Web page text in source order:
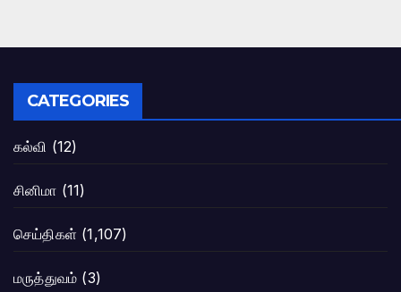
CATEGORIES
கல்வி (12)
சினிமா (11)
செய்திகள் (1,107)
மருத்துவம் (3)